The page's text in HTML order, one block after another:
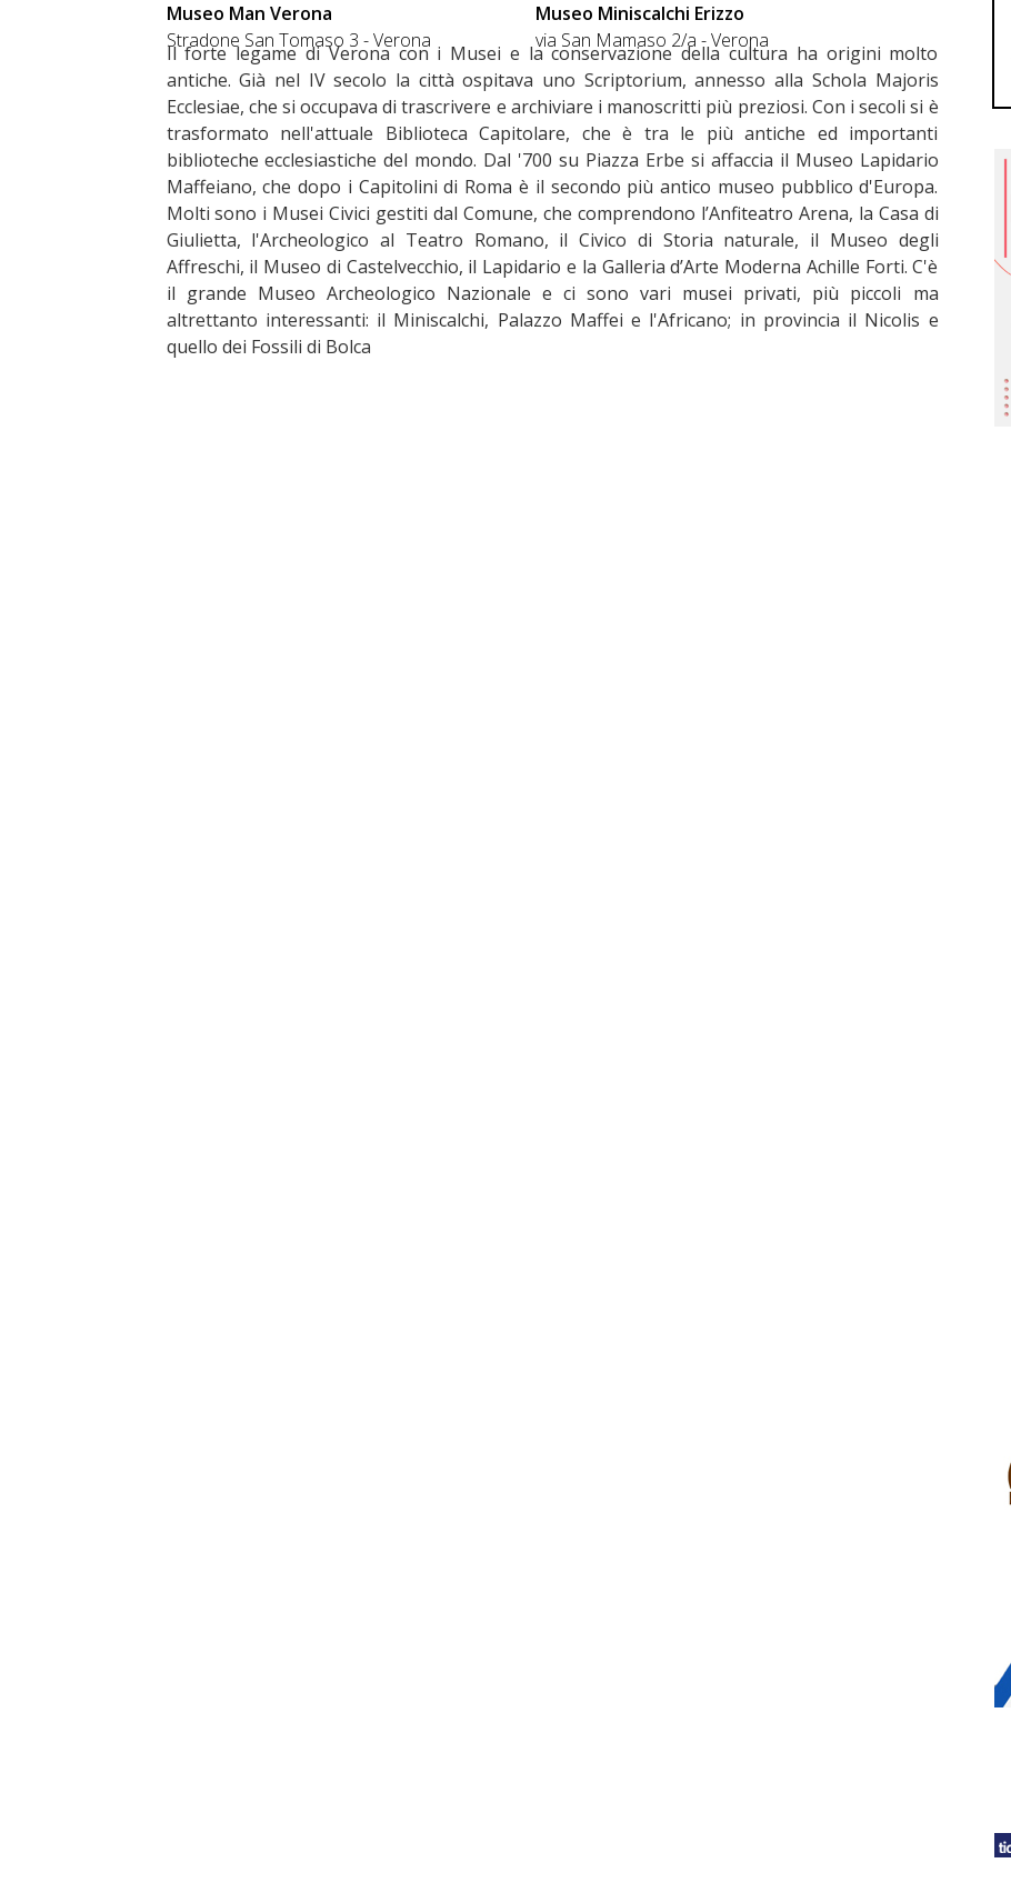
Museo Man Verona
Stradone San Tomaso 3 - Verona
Museo Miniscalchi Erizzo
via San Mamaso 2/a - Verona
Il forte legame di Verona con i Musei e la conservazione della cultura ha origini molto
antiche. Già nel IV secolo la città ospitava uno Scriptorium, annesso alla Schola Majoris
Ecclesiae, che si occupava di trascrivere e archiviare i manoscritti più preziosi. Con i secoli si è
trasformato nell'attuale Biblioteca Capitolare, che è tra le più antiche ed importanti
biblioteche ecclesiastiche del mondo. Dal '700 su Piazza Erbe si affaccia il Museo Lapidario
Maffeiano, che dopo i Capitolini di Roma è il secondo più antico museo pubblico d'Europa.
Molti sono i Musei Civici gestiti dal Comune, che comprendono l’Anfiteatro Arena, la Casa di
Giulietta, l'Archeologico al Teatro Romano, il Civico di Storia naturale, il Museo degli
Affreschi, il Museo di Castelvecchio, il Lapidario e la Galleria d’Arte Moderna Achille Forti. C'è
il grande Museo Archeologico Nazionale e ci sono vari musei privati, più piccoli ma
altrettanto interessanti: il Miniscalchi, Palazzo Maffei e l'Africano; in provincia il Nicolis e
quello dei Fossili di Bolca